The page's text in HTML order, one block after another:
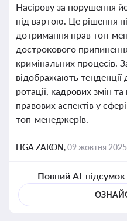
Насірову за порушення
під вартою. Це рішення
дотримання прав топ-
дострокового
кримінальних процесів.
відображають тенденції
ротації, кадрових змін
правових аспектів у
топ-менеджерів.
LIGA ZAKON,09 жовтня 2025
Повний AI-підсумок